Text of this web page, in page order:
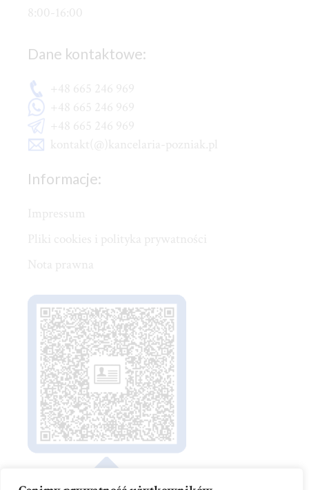
8:00-16:00
Dane kontaktowe:
+48 665 246 969
+48 665 246 969
+48 665 246 969
kontakt(@)kancelaria-pozniak.pl
Informacje:
Impressum
Pliki cookies i polityka prywatności
Nota prawna